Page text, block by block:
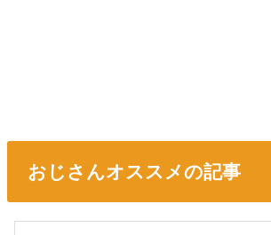
おじさんオススメの記事